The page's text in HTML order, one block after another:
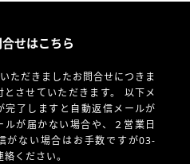
せはこちら
ただきましたお問合せにつきま
させていただきます。 以下メ
完了しますと自動返信メールが
が届かない場合や、
２営業日
がない場合はお手数ですが03-
ください。